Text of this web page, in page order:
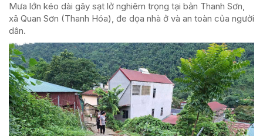
Mưa lớn kéo dài gây sạt lở nghiêm trọng tại bản Thanh Sơn,
xã Quan Sơn (Thanh Hóa), đe dọa nhà ở và an toàn của người
dân.